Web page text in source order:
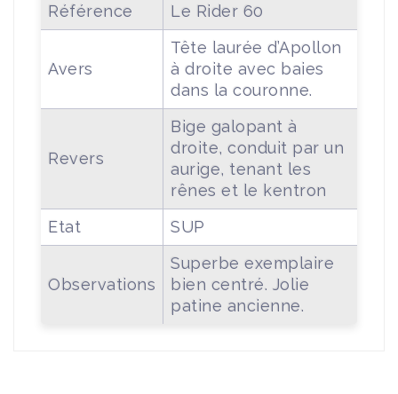
Référence
Le Rider 60
Avers
Tête laurée d’Apollon
à droite avec baies
dans la couronne.
Revers
Bige galopant à
droite, conduit par un
aurige, tenant les
rênes et le kentron
Etat
SUP
Observations
Superbe exemplaire
bien centré. Jolie
patine ancienne.